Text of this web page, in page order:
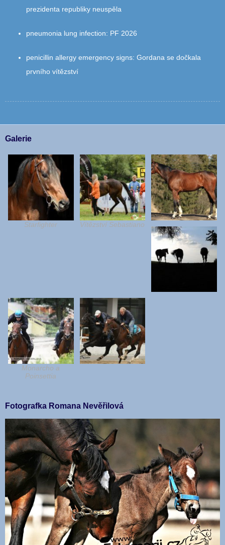
prezidenta republiky neuspěla
pneumonia lung infection: PF 2026
penicillin allergy emergency signs: Gordana se dočkala
prvního vítězství
Galerie
Starfighter Vítězství Sebastiano
Monarcho a
Poinsettia
Fotografka Romana Nevěřilová